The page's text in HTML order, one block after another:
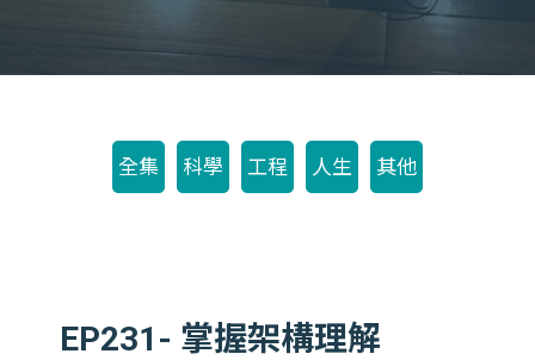
全集 科學 工程 人生 其他
EP231- 掌握架構理解